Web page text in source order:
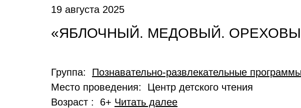
19 августа 2025
«ЯБЛОЧНЫЙ. МЕДОВЫЙ.
Группа: Познавательно-развлекательные программы
Место проведения: Центр детского чтения
Возраст : 6+ Читать далее